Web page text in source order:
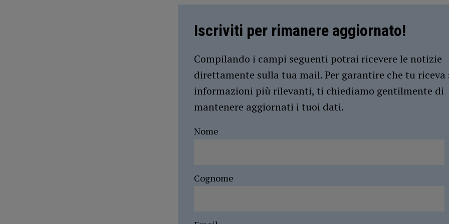
Iscriviti per rimanere aggiornato!
Compilando i campi seguenti potrai ricevere le notizie
direttamente sulla tua mail. Per garantire che tu riceva
informazioni più rilevanti, ti chiediamo gentilmente di
mantenere aggiornati i tuoi dati.
Nome
Cognome